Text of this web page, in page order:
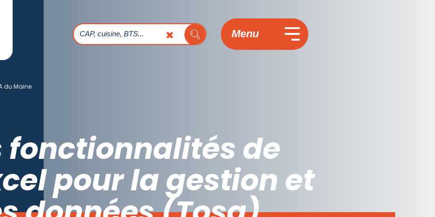
du Maine
Menu
fonctionnalités de
pour la gestion et